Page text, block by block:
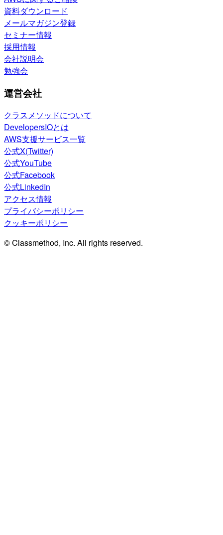
資料ダウンロード
メールマガジン登録
セミナー情報
採用情報
会社説明会
勉強会
運営会社
クラスメソッドについて
DevelopersIOとは
AWS支援サービス一覧
公式X(Twitter)
公式YouTube
公式Facebook
公式LinkedIn
アクセス情報
プライバシーポリシー
クッキーポリシー
© Classmethod, Inc. All rights reserved.